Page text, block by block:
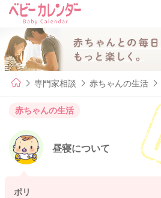
専門家相談 赤ちゃんの生活
赤ちゃんの生活
昼寝について
ポリ